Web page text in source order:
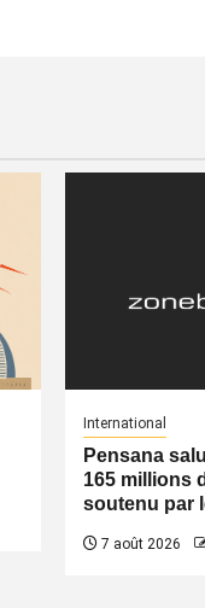
International
Pensana
165 millions
soutenu par
7 août 2026